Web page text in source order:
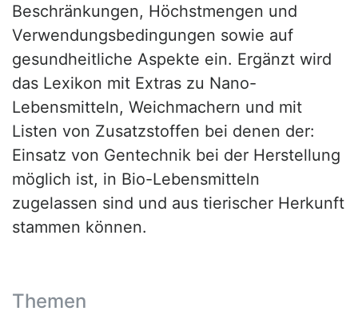
Beschränkungen, Höchstmengen und
Verwendungsbedingungen sowie auf
gesundheitliche Aspekte ein. Ergänzt wird
das Lexikon mit Extras zu Nano-
Lebensmitteln, Weichmachern und mit
Listen von Zusatzstoffen bei denen der:
Einsatz von Gentechnik bei der Herstellung
möglich ist, in Bio-Lebensmitteln
zugelassen sind und aus tierischer Herkunft
stammen können.
Themen